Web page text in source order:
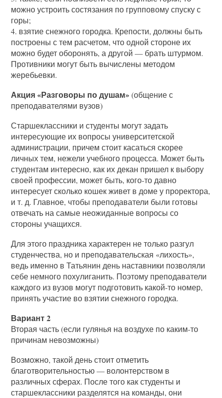
можно устроить состязания по групповому спуску с
горы;
4. взятие снежного городка. Крепости, должны быть
построены с тем расчетом, что одной стороне их
можно будет оборонять, а другой — брать штурмом.
Противники могут быть вычислены методом
жеребьевки.
Акция «Разговоры по душам»(общение с
преподавателями вузов)
Старшеклассники и студенты могут задать
интересующие их вопросы университетской
администрации, причем стоит касаться скорее
личных тем, нежели учебного процесса. Может быть
студентам интересно, как их декан пришел к выбору
своей профессии, может быть, кого-то давно
интересует сколько кошек живет в доме у проректора,
и т. д. Главное, чтобы преподаватели были готовы
отвечать на самые неожиданные вопросы со
стороны учащихся.
Для этого праздника характерен не только разгул
студенчества, но и преподавательская «лихость»,
ведь именно в Татьянин день наставники позволяли
себе немного похулиганить. Поэтому преподаватели
каждого из вузов могут подготовить какой-то номер,
принять участие во взятии снежного городка.
Вариант 2
Вторая часть (если гулянья на воздухе по каким-то
причинам невозможны)
Возможно, такой день стоит отметить
благотворительностью — волонтерством в
различных сферах. После того как студенты и
старшеклассники разделятся на команды, они